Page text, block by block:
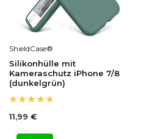
ShieldCase®
Silikonhülle mit
Kameraschutz iPhone 7/8
(dunkelgrün)
11,99 €